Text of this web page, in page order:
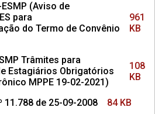
(Aviso de
para
do Termo de Convênio
961
KB
Trâmites para
Estagiários Obrigatórios
MPPE 19-02-2021)
108
KB
11.788 de 25-09-2008 84 KB